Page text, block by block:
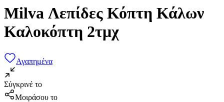
Milva Λεπίδες Κόπτη Κάλων
Καλοκόπτη 2τμχ
Αγαπημένα
Σύγκρινέ το
Μοιράσου το